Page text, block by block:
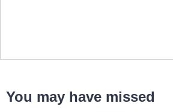
You may have missed